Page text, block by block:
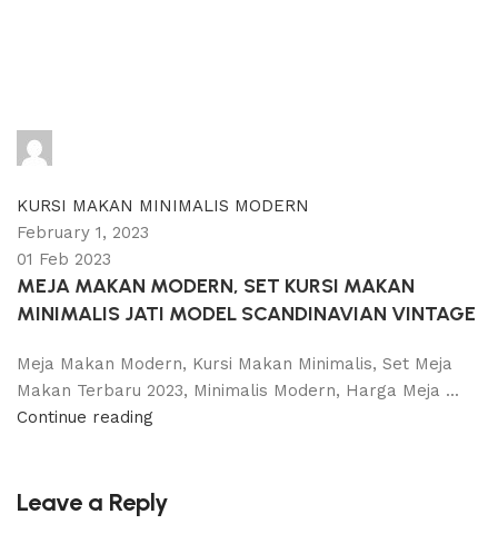
KURSI MAKAN MINIMALIS MODERN
February 1, 2023
01 Feb 2023
MEJA MAKAN MODERN, SET KURSI MAKAN
MINIMALIS JATI MODEL SCANDINAVIAN VINTAGE
Meja Makan Modern, Kursi Makan Minimalis, Set Meja
Makan Terbaru 2023, Minimalis Modern, Harga Meja ...
Continue reading
Leave a Reply